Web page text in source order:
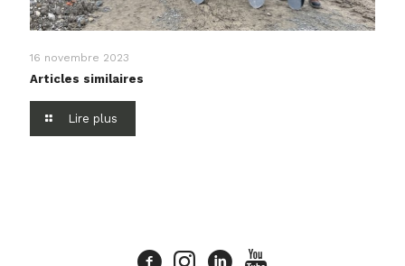
16 novembre 2023
Articles similaires
Lire plus